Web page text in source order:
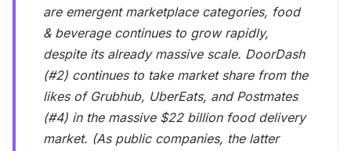
are emergent marketplace categories, food
& beverage continues to grow rapidly,
despite its already massive scale. DoorDash
(#2) continues to take market share from the
likes of Grubhub, UberEats, and Postmates
(#4) in the massive $22 billion food delivery
market. (As public companies, the latter